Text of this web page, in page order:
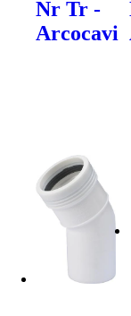
Nr Tr -
Arcocavi